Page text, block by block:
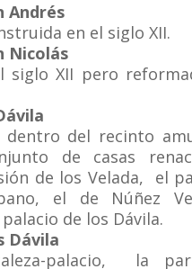
Andrés
en el siglo XII.
Nicolás
siglo XII pero
dentro del recinto
de casas
de los Velada, el
el de Núñez
de los Dávila.
Dávila
palacio, la